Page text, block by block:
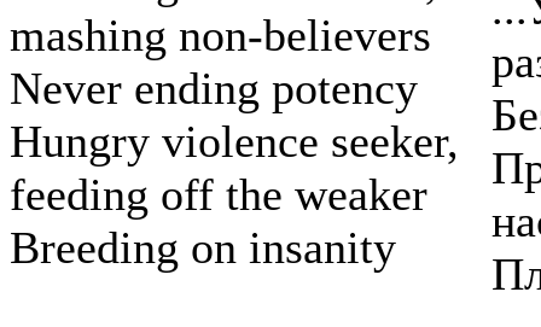
mashing non-believers
Never ending potency
Hungry violence seeker,
feeding off the weaker
Breeding on insanity